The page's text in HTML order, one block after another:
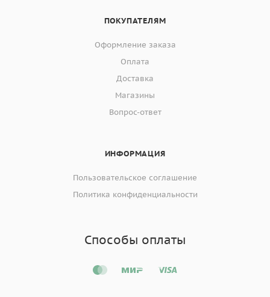
ПОКУПАТЕЛЯМ
Оформление заказа
Оплата
Доставка
Магазины
Вопрос-ответ
ИНФОРМАЦИЯ
Пользовательское соглашение
Политика конфиденциальности
Способы оплаты